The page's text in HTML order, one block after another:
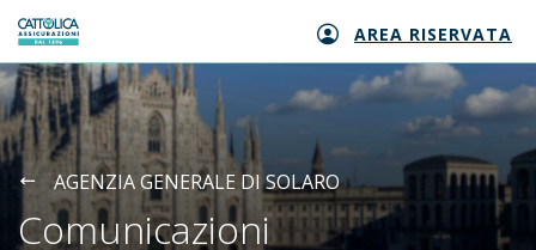
Generali logo AREA RISERVATA
AGENZIA GENERALE DI SOLARO
Comunicazioni